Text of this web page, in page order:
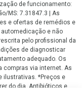
de funcionamento:
MS: 7.31847.3 | As
e ofertas de remédios e
e não
pelo profissional da
de diagnosticar
adequado. Os
compras via internet. As
ilustrativas. *Preços e
do dia. Antibióticos e